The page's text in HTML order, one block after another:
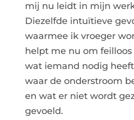
mij nu leidt in mijn
Diezelfde intuïtieve
waarmee ik vroeger
helpt me nu om
wat iemand nodig
waar de onderstroom
en wat er niet wordt
gevoeld.